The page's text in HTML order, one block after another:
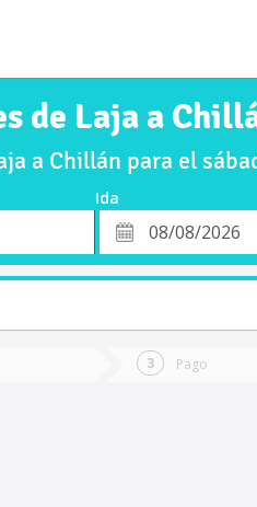
de Laja a
a Chillán para el
Ida
Fecha
de
Pago